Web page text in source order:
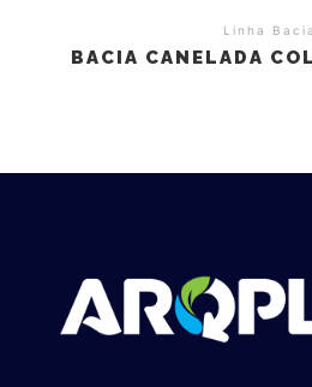
Linha
BACIA CANELADA